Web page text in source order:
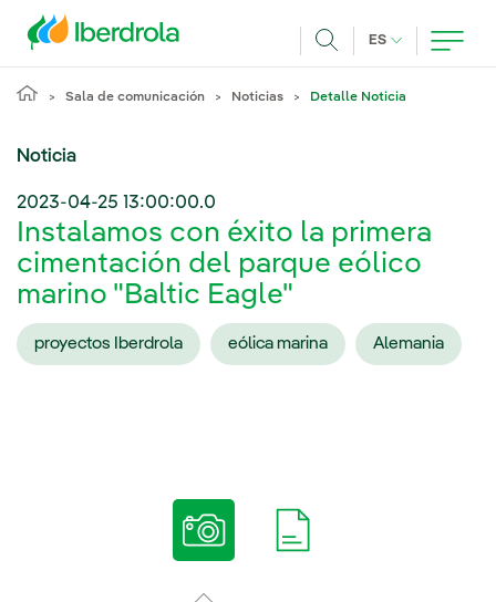
ES IDIOMA
Sala de comunicación Noticias Detalle Noticia
Noticia
2023-04-25 13:00:00.0
Instalamos con éxito la primera
cimentación del parque eólico
marino "Baltic Eagle"
proyectos Iberdrola eólica marina Alemania